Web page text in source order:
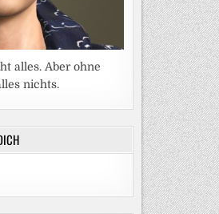
alles. Aber ohne
nichts.